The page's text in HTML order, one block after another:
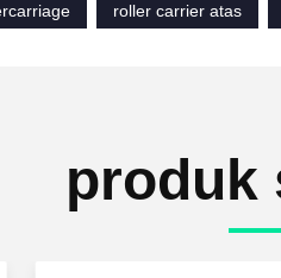
roller carrier atas
produk